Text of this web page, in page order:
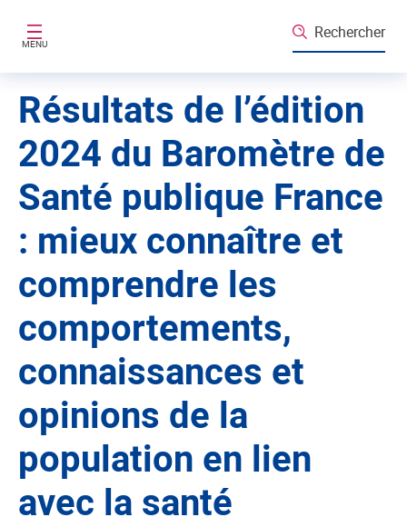
MENU
Rechercher
Résultats de l’édition
2024 du Baromètre de
Santé publique France
: mieux connaître et
comprendre les
comportements,
connaissances et
opinions de la
population en lien
avec la santé